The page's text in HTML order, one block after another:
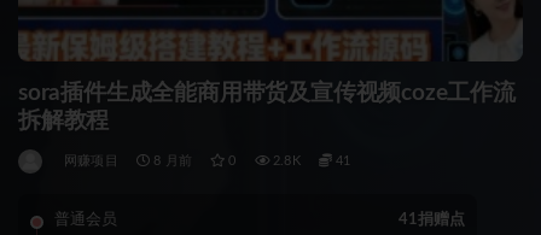
sora插件生成全能商用带货及宣传视频coze工作流
拆解教程
网赚项目 8 月前 0 2.8K 41
普通会员 41捐赠点